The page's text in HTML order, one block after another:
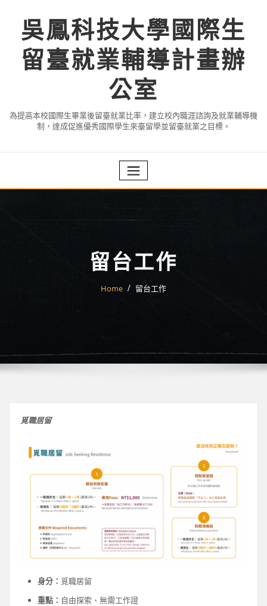
content吳鳳科技大學國際生
留臺就業輔導計畫辦
公室
為提高本校國際生畢業後留臺就業比率，建立校內職涯諮詢及就業輔導機
制，達成促進優秀國際學生來臺留學並留臺就業之目標。
留台工作
Home 留台工作
覓職居留
身分： 覓職居留
重點： 自由探索、無需工作證